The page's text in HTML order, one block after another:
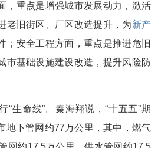
，重点是增强城市发展动力，激活
老旧街区、厂区改造提升，为新产
；安全工程方面，重点是推进危旧
市基础设施建设改造，提升风险防
“生命线”。秦海翔说，“十五五”期
地下管网约77万公里，其中，燃气